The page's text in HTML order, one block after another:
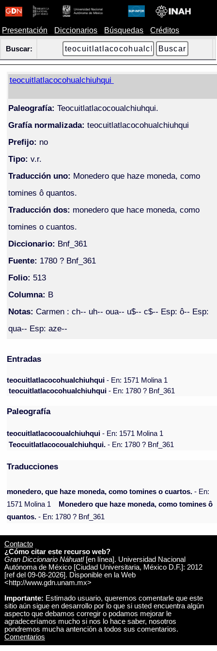
Presentación Diccionarios Búsquedas Créditos
Buscar:
teocuitlatlacocohualchiuhqui
Paleografía: Teocuitlatlacocoualchiuhqui.
Grafía normalizada: teocuitlatlacocohualchiuhqui
Prefijo: no
Tipo: v.r.
Traducción uno: Monedero que haze moneda, como
tomines ô quantos.
Traducción dos: monedero que hace moneda, como
tomines o cuantos.
Diccionario: Bnf_361
Fuente: 1780 ? Bnf_361
Folio: 513
Columna: B
Notas: Carmen : ch-- uh-- oua-- u$-- c$-- Esp: ô-- Esp:
qua-- Esp: aze--
Entradas
teocuitlatlacocohualchiuhqui- En: 1571 Molina 1
teocuitlatlacocohualchiuhqui- En: 1780 ? Bnf_361
Paleografía
teocuitlatlacocoualchiuhqui - En: 1571 Molina 1
Teocuitlatlacocoualchiuhqui. - En: 1780 ? Bnf_361
Traducciones
monedero, que haze moneda, como tomines o cuartos. - En:
1571 Molina 1
Monedero que haze moneda, como tomines ô
quantos. - En: 1780 ? Bnf_361
Contacto
¿Cómo citar este recurso web?
Gran Diccionario Náhuatl[en línea]. Universidad Nacional
Autónoma de México [Ciudad Universitaria, México D.F.]: 2012
[ref del 09-08-2026]. Disponible en la Web
<http://www.gdn.unam.mx>
Importante: Estimado usuario, queremos comentarle que este
sitio aún sigue en desarrollo por lo que si usted encuentra algún
aspecto que debamos corregir o podamos mejorar le
agradeceríamos mucho si nos lo hace saber, nosotros
pondremos mucha antención a todos sus comentarios.
Comentarios